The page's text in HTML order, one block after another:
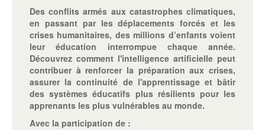
Des conflits armés aux catastrophes climatiques,
en passant par les déplacements forcés et les
crises humanitaires, des millions d’enfants voient
leur éducation interrompue chaque année.
Découvrez comment l'intelligence artificielle peut
contribuer à renforcer la préparation aux crises,
assurer la continuité de l'apprentissage et bâtir
des systèmes éducatifs plus résilients pour les
apprenants les plus vulnérables au monde.
Avec la participation de :